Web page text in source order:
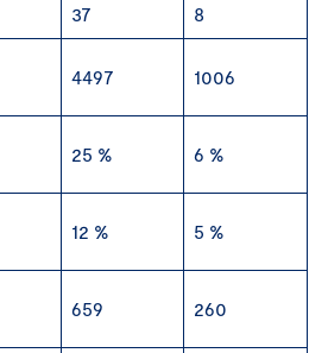
37 8
4497 1006
25 % 6 %
12 % 5 %
659 260